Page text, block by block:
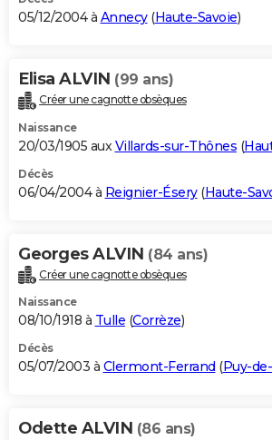
05/12/2004 à Annecy(Haute-Savoie)
Elisa ALVIN (99 ans)
Créer une cagnotte obsèques
Naissance
20/03/1905 aux Villards-sur-Thônes (
Décès
06/04/2004 à Reignier-Ésery(Haute-
Georges ALVIN (84 ans)
Créer une cagnotte obsèques
Naissance
08/10/1918 à Tulle (Corrèze)
Décès
05/07/2003 à Clermont-Ferrand (Puy-
Odette ALVIN (86 ans)